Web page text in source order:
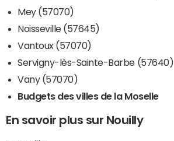
Mey (57070)
Noisseville (57645)
Vantoux (57070)
Servigny-lès-Sainte-Barbe (57640)
Vany (57070)
Budgets des villes de la Moselle
En savoir plus sur Nouilly